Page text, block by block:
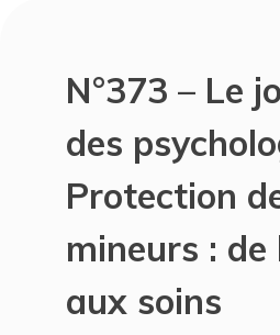
N°373 – Le
des
Protection
mineurs :
aux soins